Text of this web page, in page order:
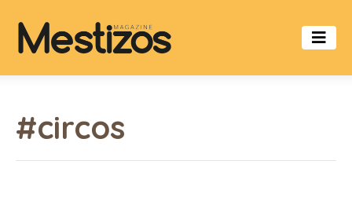
#circos